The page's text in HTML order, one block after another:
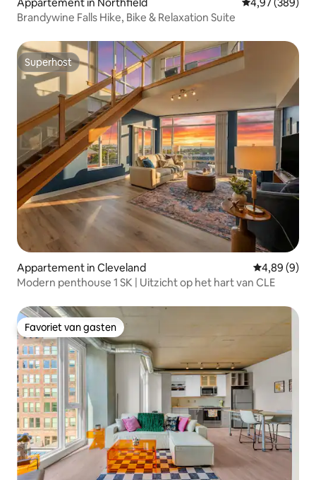
Brandywine Falls Hike, Bike & Relaxation Suite
Superhost
Superhost
Appartement in Cleveland Gemiddelde
4,89 (9)
Modern penthouse 1 SK | Uitzicht op het hart van CLE
Favoriet van gasten
Favoriet van gasten